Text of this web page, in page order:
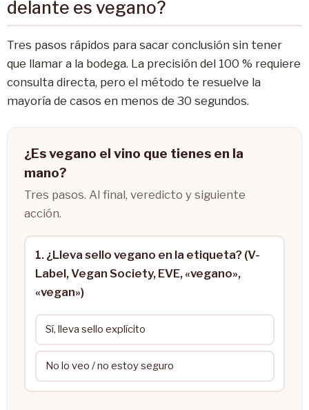
delante es vegano?
Tres pasos rápidos para sacar conclusión sin tener
que llamar a la bodega. La precisión del 100 % requiere
consulta directa, pero el método te resuelve la
mayoría de casos en menos de 30 segundos.
¿Es vegano el vino que tienes en la
mano?
Tres pasos. Al final, veredicto y siguiente
acción.
1. ¿Lleva sello vegano en la etiqueta? (V-
Label, Vegan Society, EVE, «vegano»,
«vegan»)
Sí, lleva sello explícito
No lo veo / no estoy seguro